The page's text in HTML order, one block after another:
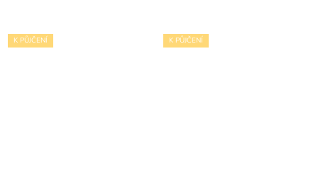
K PŮJČENÍ K PŮJČENÍ